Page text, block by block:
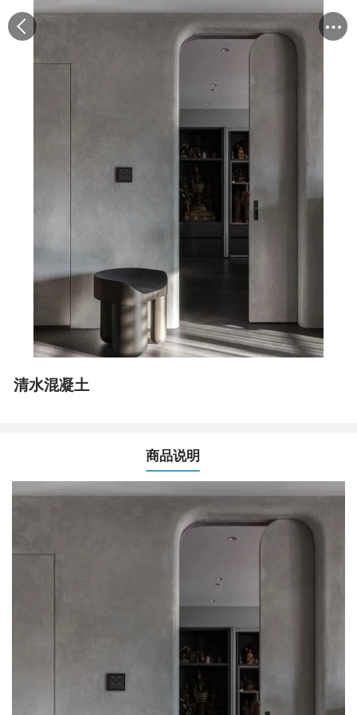
清水混凝土
商品说明